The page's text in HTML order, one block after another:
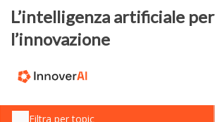
L’intelligenza artificiale per
l’innovazione
Filtra per topic